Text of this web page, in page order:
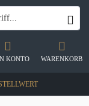
WARENKORB
KONTO